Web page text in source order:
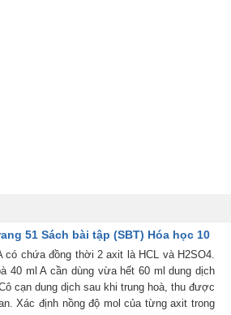
51 Sách bài tập (SBT) Hóa học 10
có chứa đồng thời 2 axit là HCL và H2SO4.
40 ml A cần dùng vừa hết 60 ml dung dịch
cạn dung dịch sau khi trung hoà, thu được
Xác định nồng độ mol của từng axit trong